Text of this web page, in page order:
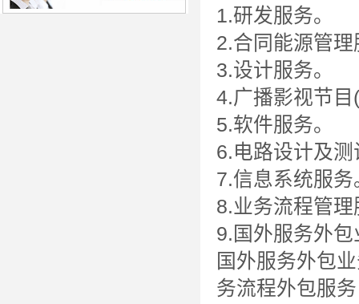
1.研发服务。
2.合同能源管理
3.设计服务。
4.广播影视节
5.软件服务。
6.电路设计及
7.信息系统服务
8.业务流程管理
9.国外服务外包
国外服务外包
务流程外包服